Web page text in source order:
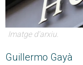
Imatge d'arxiu.
Guillermo Gayà